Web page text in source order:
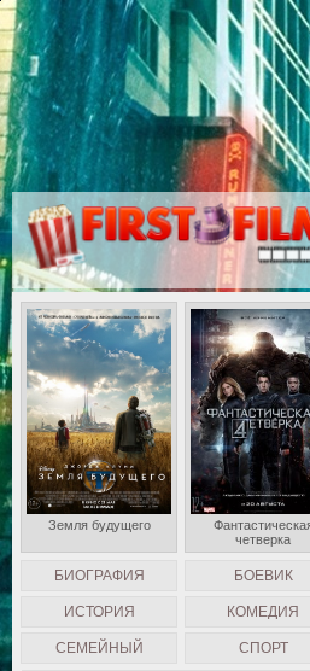
БИОГРАФИЯ БОЕВИК
ИСТОРИЯ КОМЕДИЯ
СЕМЕЙНЫЙ СПОРТ
Земля будущего
четверка